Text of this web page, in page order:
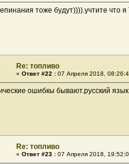
тоже будут)))).учтите что я
Re: топливо
« Ответ #22 : 07 Апреля 2018,
ошибкы бывают.русский
Re: топливо
« Ответ #23 : 07 Апреля 2018,